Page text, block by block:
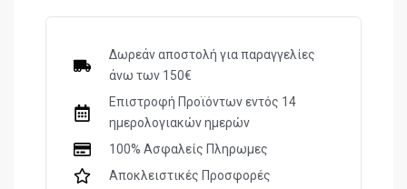
Δωρεάν αποστολή για παραγγελίες
άνω των 150€
Επιστροφή Προϊόντων εντός 14
ημερολογιακών ημερών
100% Ασφαλείς Πληρωμες
Αποκλειστικές Προσφορές